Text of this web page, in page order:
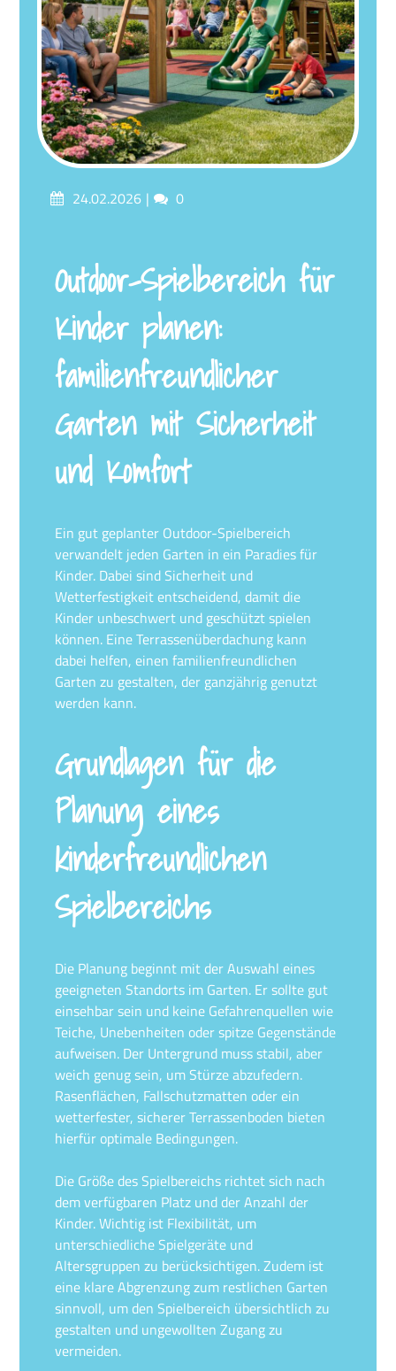
Posted24.02.2026 Comments
0
Outdoor-Spielbereich für
Kinder planen:
familienfreundlicher
Garten mit Sicherheit
und Komfort
Ein gut geplanter Outdoor-Spielbereich
verwandelt jeden Garten in ein Paradies für
Kinder. Dabei sind Sicherheit und
Wetterfestigkeit entscheidend, damit die
Kinder unbeschwert und geschützt spielen
können. Eine Terrassenüberdachung kann
dabei helfen, einen familienfreundlichen
Garten zu gestalten, der ganzjährig genutzt
werden kann.
Grundlagen für die
Planung eines
kinderfreundlichen
Spielbereichs
Die Planung beginnt mit der Auswahl eines
geeigneten Standorts im Garten. Er sollte gut
einsehbar sein und keine Gefahrenquellen wie
Teiche, Unebenheiten oder spitze Gegenstände
aufweisen. Der Untergrund muss stabil, aber
weich genug sein, um Stürze abzufedern.
Rasenflächen, Fallschutzmatten oder ein
wetterfester, sicherer Terrassenboden bieten
hierfür optimale Bedingungen.
Die Größe des Spielbereichs richtet sich nach
dem verfügbaren Platz und der Anzahl der
Kinder. Wichtig ist Flexibilität, um
unterschiedliche Spielgeräte und
Altersgruppen zu berücksichtigen. Zudem ist
eine klare Abgrenzung zum restlichen Garten
sinnvoll, um den Spielbereich übersichtlich zu
gestalten und ungewollten Zugang zu
vermeiden.